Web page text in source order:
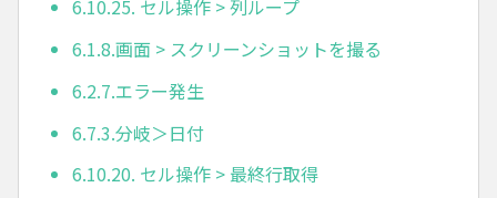
6.10.25. セル操作 > 列ループ
6.1.8.画面 > スクリーンショットを撮る
6.2.7.エラー発生
6.7.3.分岐＞日付
6.10.20. セル操作 > 最終行取得